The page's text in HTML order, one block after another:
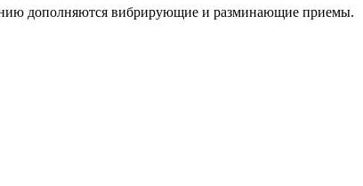
дополняются вибрирующие и разминающие приемы.